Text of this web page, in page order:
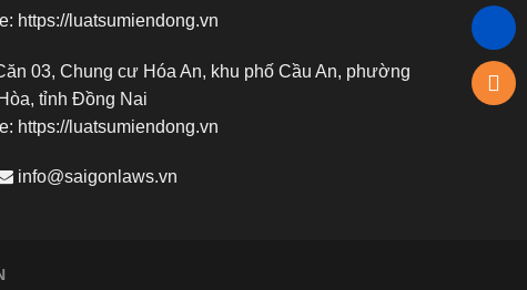
https://luatsumiendong.vn
03, Chung cư Hóa An, khu phố Cầu An, phường
tỉnh Đồng Nai
https://luatsumiendong.vn
info@saigonlaws.vn